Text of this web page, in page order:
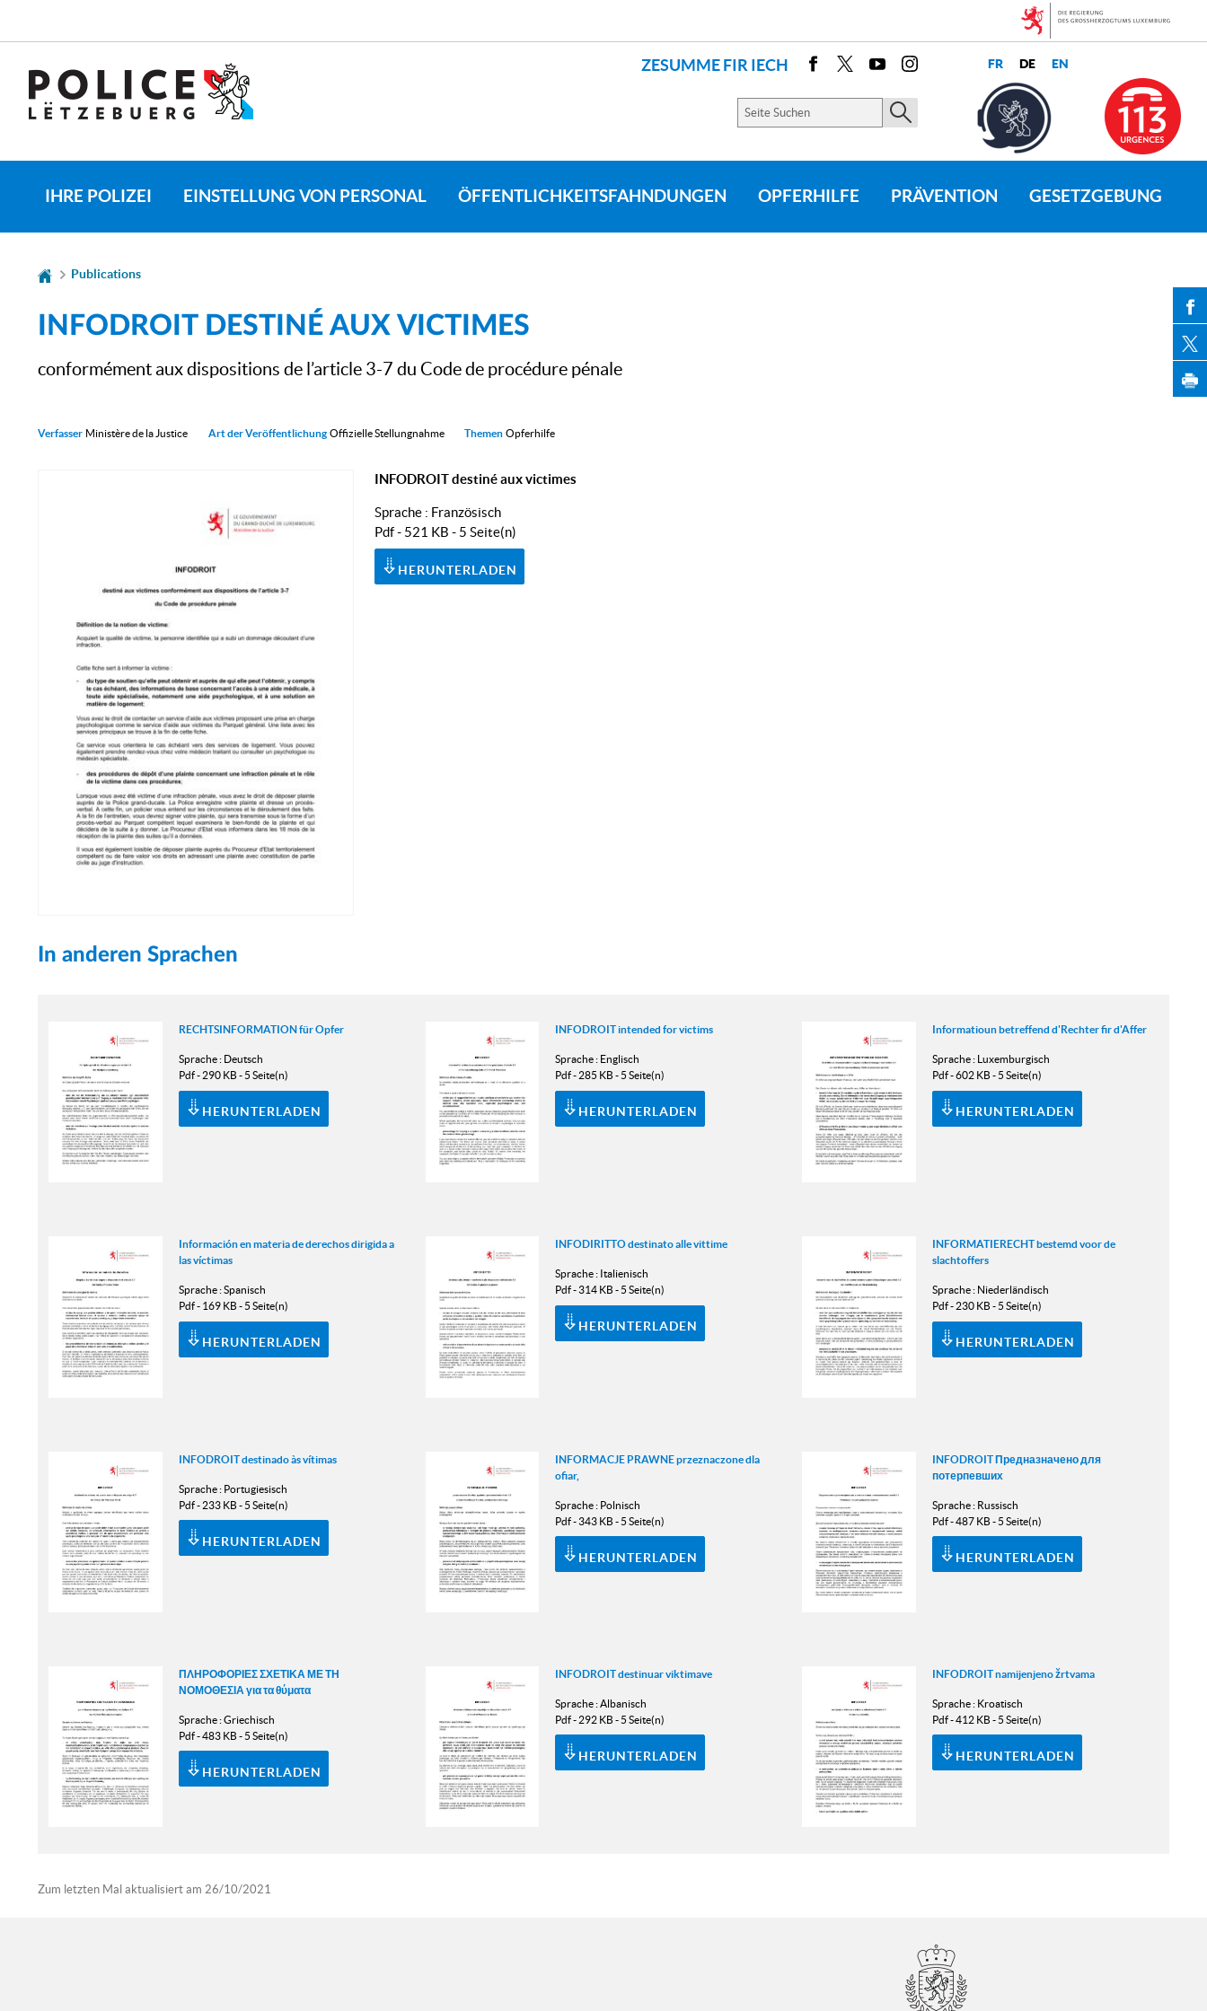
ZESUMME FIR IECH Facebook Youtube
WECHSELN
IHRE POLIZEI EINSTELLUNG VON PERSONAL ÖFFENTLICHKEITSFAHNDUNGEN OPFERHILFE PRÄVENTION GESETZGEBUNG
Seite
Suchen
Publications
INFODROIT DESTINÉ AUX VICTIMES
conformément aux dispositions de l’article 3-7 du Code de procédure pénale
Verfasser Ministère de la Justice Art der Veröffentlichung Offizielle Stellungnahme Themen Opferhilfe
INFODROIT destiné aux victimes
Sprache : Französisch
Pdf - 521 KB - 5 Seite(n)
HERUNTERLADEN
In anderen Sprachen
RECHTSINFORMATION für Opfer
Sprache : Deutsch
Pdf - 290 KB - 5 Seite(n)
HERUNTERLADEN
INFODROIT intended for victims
Sprache : Englisch
Pdf - 285 KB - 5 Seite(n)
HERUNTERLADEN
Informatioun betreffend d'Rechter fir d'Affer
Sprache :
Luxemburgisch
Pdf - 602 KB - 5 Seite(n)
HERUNTERLADEN
Información en materia de derechos dirigida a
las víctimas
Sprache :Spanisch
Pdf - 169 KB - 5 Seite(n)
HERUNTERLADEN
INFODIRITTO destinato alle vittime
Sprache : Italienisch
Pdf - 314 KB - 5 Seite(n)
HERUNTERLADEN
INFORMATIERECHT bestemd voor de
slachtoffers
Sprache : Niederländisch
Pdf - 230 KB - 5 Seite(n)
HERUNTERLADEN
INFODROIT destinado às vítimas
Sprache : Portugiesisch
Pdf - 233 KB - 5 Seite(n)
HERUNTERLADEN
INFORMACJE PRAWNE przeznaczone dla
ofiar,
Sprache : Polnisch
Pdf - 343 KB - 5 Seite(n)
HERUNTERLADEN
INFODROIT Предназначено для
потерпевших
Sprache : Russisch
Pdf - 487 KB - 5 Seite(n)
HERUNTERLADEN
ΠΛΗΡΟΦΟΡΙΕΣ ΣΧΕΤΙΚΑ ΜΕ ΤΗ
ΝΟΜΟΘΕΣΙΑ για τα θύματα
Sprache :Griechisch
Pdf - 483 KB - 5 Seite(n)
HERUNTERLADEN
INFODROIT destinuar viktimave
Sprache :Albanisch
Pdf - 292 KB - 5 Seite(n)
HERUNTERLADEN
INFODROIT namijenjeno žrtvama
Sprache : Kroatisch
Pdf - 412 KB - 5 Seite(n)
HERUNTERLADEN
Zum letzten Mal aktualisiert am 26/10/2021